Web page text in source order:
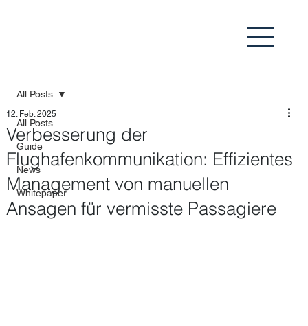
All Posts
Guide
News
Whitepaper
All Posts
Verbesserung der
Flughafenkommunikation: Effizientes
Management von manuellen
Ansagen für vermisste Passagiere
12. Feb. 2025